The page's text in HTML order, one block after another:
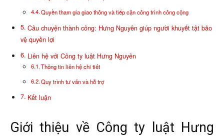
Quyền tham gia giao thông và tiếp cận công trình công cộng
Câu chuyện thành công: Hưng Nguyên giúp người khuyết tật bảo
vệ quyền lợi
Liên hệ với Công ty luật Hưng Nguyên
Thông tin liên hệ chi tiết
Quy trình tư vấn và hỗ trợ
Kết luận
Giới thiệu về Công ty luật Hưng